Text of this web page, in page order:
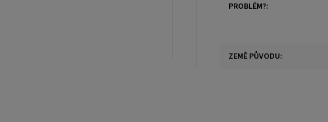
PROBLÉM?:
ZEMĚ PŮVODU: